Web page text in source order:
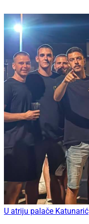
U atriju palače Katunarić